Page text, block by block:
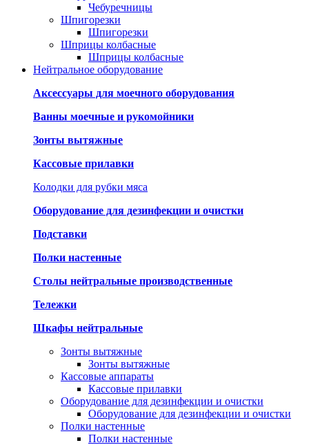
Чебуречницы
Шпигорезки
Шпигорезки
Шприцы колбасные
Шприцы колбасные
Нейтральное оборудование
Аксессуары для моечного оборудования
Ванны моечные и рукомойники
Зонты вытяжные
Кассовые прилавки
Колодки для рубки мяса
Оборудование для дезинфекции и очистки
Подставки
Полки настенные
Столы нейтральные производственные
Тележки
Шкафы нейтральные
Зонты вытяжные
Зонты вытяжные
Кассовые аппараты
Кассовые прилавки
Оборудование для дезинфекции и очистки
Оборудование для дезинфекции и очистки
Полки настенные
Полки настенные